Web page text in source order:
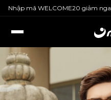
mã WELCOME20 giảm ngay